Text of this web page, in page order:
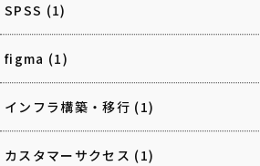
SPSS (1)
figma (1)
インフラ構築・移行 (1)
カスタマーサクセス (1)